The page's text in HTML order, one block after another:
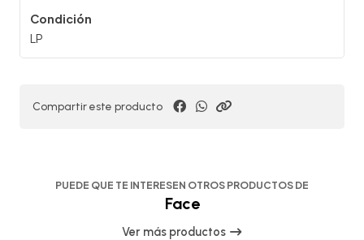
Condición
LP
Compartir este producto
PUEDE QUE TE INTERESEN OTROS PRODUCTOS DE
Face
Ver más productos